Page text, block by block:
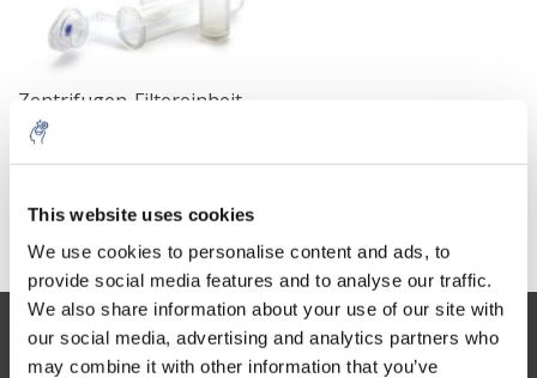
This website uses cookies
We use cookies to personalise content and ads, to
provide social media features and to analyse our traffic.
We also share information about your use of our site with
our social media, advertising and analytics partners who
may combine it with other information that you’ve
Zentrifugen-Filtereinheit
Ultrafree Ultrafree-MC
Kundendienst